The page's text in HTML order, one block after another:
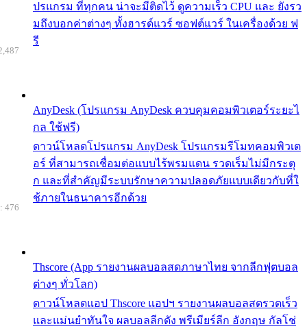
ปรแกรม ที่ทุกคน น่าจะมีติดไว้ ดูความเร็ว CPU และ ยังรว
มถึงบอกค่าต่างๆ ทั้งฮารด์แวร์ ซอฟต์แวร์ ในเครื่องด้วย ฟ
รี
AnyDesk (โปรแกรม AnyDesk ควบคุมคอมพิวเตอร์ระยะไ
กล ใช้ฟรี)
ดาวน์โหลดโปรแกรม AnyDesk โปรแกรมรีโมทคอมพิวเต
อร์ ที่สามารถเชื่อมต่อแบบไร้พรมแดน รวดเร็มไม่มีกระตุ
ก และที่สำคัญมีระบบรักษาความปลอดภัยแบบเดียวกับที่ใ
ช้ภายในธนาคารอีกด้วย
Thscore (App รายงานผลบอลสดภาษาไทย จากลีกฟุตบอล
ต่างๆ ทั่วโลก)
ดาวน์โหลดแอป Thscore แอปฯ รายงานผลบอลสดรวดเร็ว
และแม่นยำทันใจ ผลบอลลีกดัง พรีเมียร์ลีก อังกฤษ กัลโช่
476